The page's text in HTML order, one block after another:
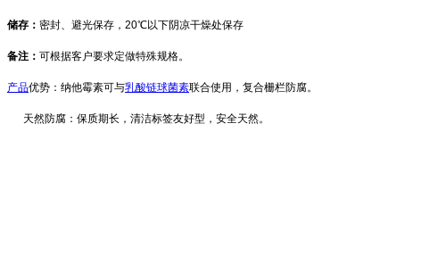
储存： 密封、避光保存， 20℃以下阴凉干燥处保存
备注： 可根据客户要求定做特殊规格。
产品优势：纳他霉素可与乳酸链球菌素联合使用，复合栅栏防腐。
天然防腐：保质期长，清洁标签友好型，安全天然。